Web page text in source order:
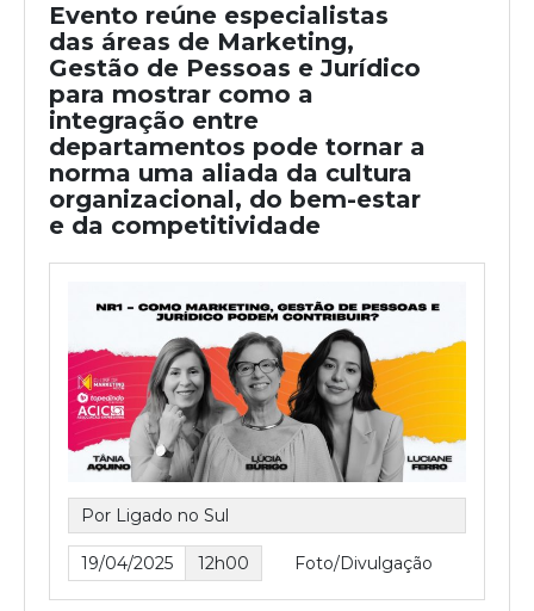
Evento reúne especialistas
das áreas de Marketing,
Gestão de Pessoas e Jurídico
para mostrar como a
integração entre
departamentos pode tornar a
norma uma aliada da cultura
organizacional, do bem-estar
e da competitividade
Por Ligado no Sul
19/04/2025 12h00 Foto/Divulgação